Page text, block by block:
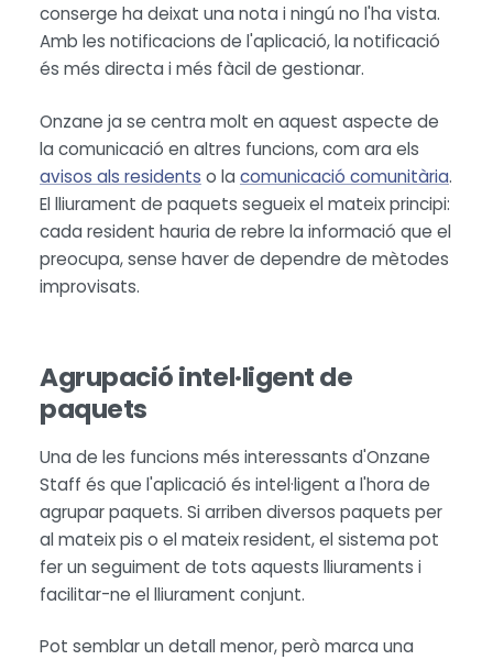
conserge ha deixat una nota i ningú no l'ha vista.
Amb les notificacions de l'aplicació, la notificació
és més directa i més fàcil de gestionar.
Onzane ja se centra molt en aquest aspecte de
la comunicació en altres funcions, com ara els
avisos als residents o la comunicació comunitària.
El lliurament de paquets segueix el mateix principi:
cada resident hauria de rebre la informació que el
preocupa, sense haver de dependre de mètodes
improvisats.
Agrupació intel·ligent de
paquets
Una de les funcions més interessants d'Onzane
Staff és que l'aplicació és intel·ligent a l'hora de
agrupar paquets. Si arriben diversos paquets per
al mateix pis o el mateix resident, el sistema pot
fer un seguiment de tots aquests lliuraments i
facilitar-ne el lliurament conjunt.
Pot semblar un detall menor, però marca una